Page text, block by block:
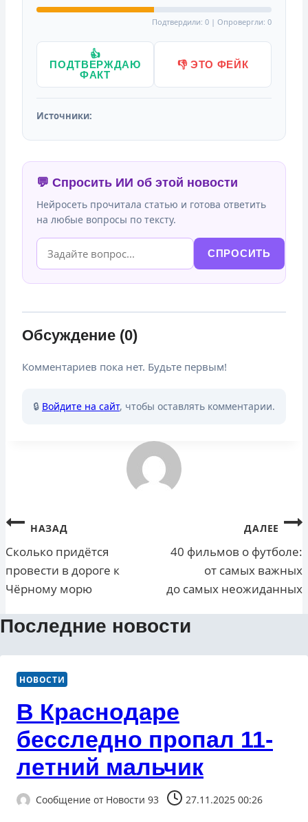
Подтвердили: 0 | Опровергли: 0
👍
ПОДТВЕРЖДАЮ
ФАКТ
👎 ЭТО ФЕЙК
Источники:
💬 Спросить ИИ об этой новости
Нейросеть прочитала статью и готова ответить
на любые вопросы по тексту.
СПРОСИТЬ
Обсуждение (0)
Комментариев пока нет. Будьте первым!
🔒 Войдите на сайт, чтобы оставлять комментарии.
Навигация
по
записям
НАЗАД
Сколько придётся
провести в дороге к
Чёрному морю
ДАЛЕЕ
40 фильмов о футболе:
от самых важных
до самых неожиданных
Последние новости
НОВОСТИ
В Краснодаре
бесследно пропал 11-
летний мальчик
Сообщение от Новости 93 27.11.2025 00:26